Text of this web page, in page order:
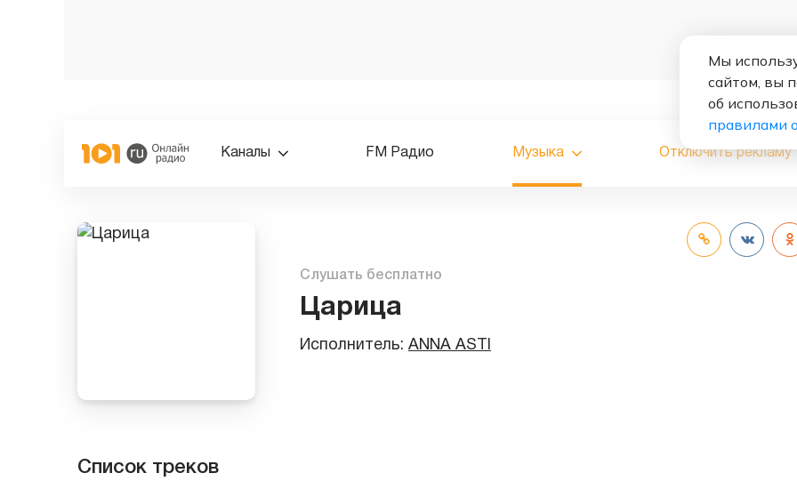
Каналы FM Радио Музыка Отключить рекламу
Слушать бесплатно
Царица
Исполнитель: ANNA ASTI
Список треков
Мы
сайтом, вы
об
правилами